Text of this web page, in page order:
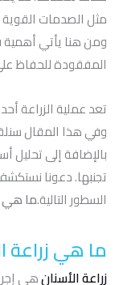
مثل الصدمات القوية
ومن هنا يأتي أهمية
المفقودة للحفاظ
تعد عملية الزراعة
وفي هذا المقال
بالإضافة إلى
تجنبها. دعونا
السطور التالية.ما هي
ما هي زراعة
زراعة الأسنانهي